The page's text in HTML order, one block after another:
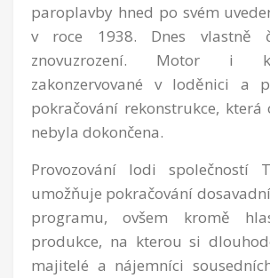
paroplavby hned po svém
v roce 1938. Dnes vlastně
znovuzrození. Motor i
zakonzervované v loděnici a
pokračování rekonstrukce,
nebyla dokončena.
Provozování lodi společností
umožňuje pokračování
programu, ovšem kromě
produkce, na kterou si
majitelé a nájemníci